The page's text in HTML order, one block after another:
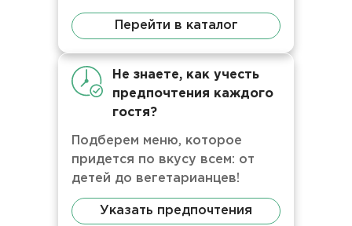
Перейти в каталог
Не знаете, как учесть
предпочтения каждого
гостя?
Подберем меню, которое
придется по вкусу всем: от
детей до вегетарианцев!
Указать предпочтения